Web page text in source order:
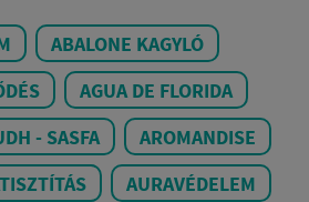
ABALONE KAGYLÓ
AGUA DE FLORIDA
- SASFA
AROMANDISE
AURAVÉDELEM